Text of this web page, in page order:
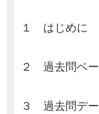
１ はじめに
２ 過去問ベ
３ 過去問デ